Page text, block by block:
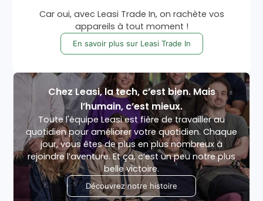
Car oui, avec Leasi Trade In, on rachète vos
appareils à tout moment !
En savoir plus sur Leasi Trade In
Chez Leasi, la tech, c’est bien. Mais
l’humain, c’est mieux.
Toute l'équipe Leasi est fière de travailler au
quotidien pour améliorer votre quotidien. Chaque
jour, vous êtes de plus en plus nombreux à
rejoindre l’aventure. Et ça, c’est un peu notre plus
belle victoire.
Découvrez notre histoire